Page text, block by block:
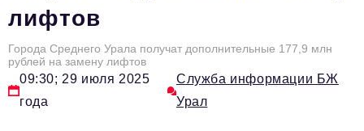
Туризм
Новости
Импортозамещение
ИННОПРОМ
лифтов
Города Среднего Урала получат дополнительные 177,9 млн
рублей на замену лифтов
09:30; 29 июля 2025
года
Служба информации БЖ
Урал